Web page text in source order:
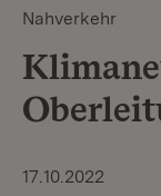
Nahverkehr
17.10.2022